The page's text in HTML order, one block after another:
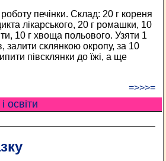
печінки. Склад: 20 г кореня
лікарського, 20 г ромашки, 10
10 г хвоща польового. Узяти 1
залити склянкою окропу, за 10
півсклянки до їжі, а ще
=>>>=
освіти